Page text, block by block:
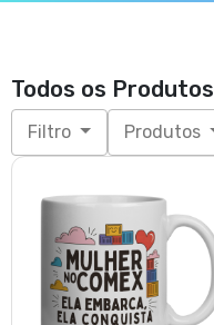
Todos os Produtos
Filtro Produtos